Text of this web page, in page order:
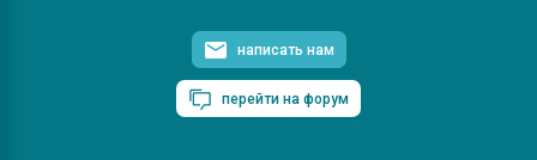
написать нам
перейти на форум